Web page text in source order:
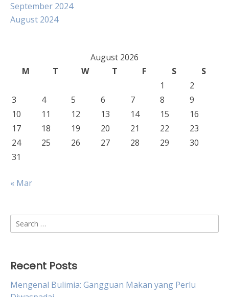
September 2024
August 2024
August 2026
M
T W T F S
S
1
2
3
4 5 6 7 8
9
10
11 12 13 14 15
16
17
18 19 20 21 22
23
24
25 26 27 28 29
30
31
« Mar
Search
for:
Recent Posts
Mengenal Bulimia: Gangguan Makan yang Perlu